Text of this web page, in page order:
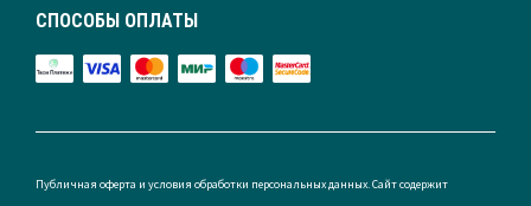
СПОСОБЫ ОПЛАТЫ
Публичная оферта и условия обработки персональных данных. Сайт содержит